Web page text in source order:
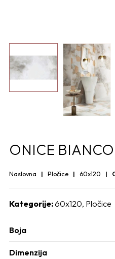
ONICE BIANCO
Naslovna Pločice 60x120
Kategorije:60x120, Pločice
Boja
Dimenzija